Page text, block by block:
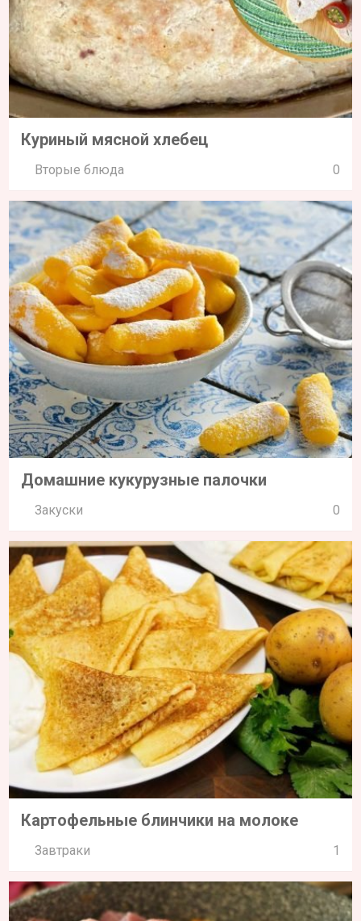
Куриный мясной хлебец
Вторые блюда 0
Домашние кукурузные палочки
Закуски 0
Картофельные блинчики на молоке
Завтраки 1